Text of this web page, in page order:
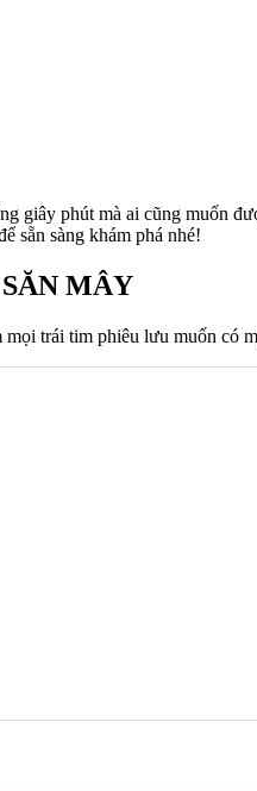
giây phút mà ai cũng muốn
sẵn sàng khám phá nhé!
MÂY
trái tim phiêu lưu muốn có